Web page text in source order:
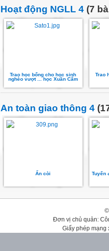
Hoạt động NGLL 4 (7
Trao học bổng cho học sinh
nghèo vượt ... học Xuân Cẩm
Trao
An toàn giao thông 4
Ấn còi Tuyến
Đơn vị chủ quản:
Giấy phép mạng